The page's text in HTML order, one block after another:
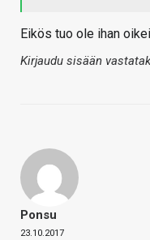
Eikös tuo ole ihan
Kirjaudu sisään
Ponsu
23.10.2017